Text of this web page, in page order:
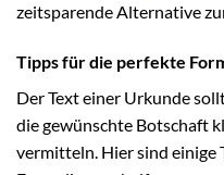
zeitsparende Alternative
Tipps für die perfekte
Der Text einer Urkunde
die gewünschte Botschaft
vermitteln. Hier sind einige